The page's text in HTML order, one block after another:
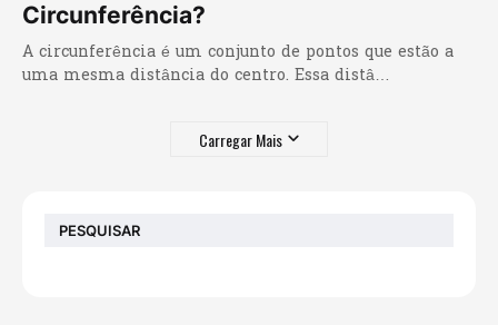
Circunferência?
A circunferência é um conjunto de pontos que estão a
uma mesma distância do centro. Essa distâ…
Carregar Mais
PESQUISAR